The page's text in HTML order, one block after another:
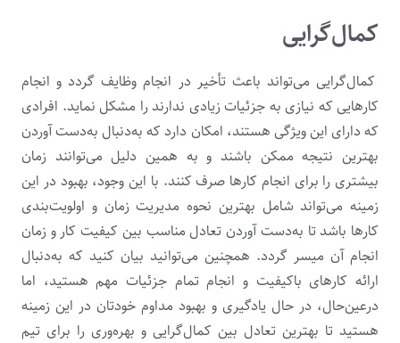
کمال‌گرایی
کمال‌گرایی می‌تواند باعث تأخیر در انجام وظایف گردد و انجام
کارهایی که نیازی به جزئیات زیادی ندارند را مشکل نماید. افرادی
که دارای این ویژگی هستند، امکان دارد که به‌دنبال به‌دست آوردن
بهترین نتیجه ممکن باشند و به همین دلیل می‌توانند زمان
بیشتری را برای انجام کارها صرف کنند. با این وجود، بهبود در این
زمینه می‌تواند شامل بهترین نحوه مدیریت زمان و اولویت‌بندی
کارها باشد تا به‌دست آوردن تعادل مناسب بین کیفیت کار و زمان
انجام آن میسر گردد. همچنین می‌توانید بیان کنید که به‌دنبال
ارائه کارهای باکیفیت و انجام تمام جزئیات مهم هستید، اما
درعین‌حال، در حال یادگیری و بهبود مداوم خودتان در این زمینه
هستید تا بهترین تعادل بین کمال‌گرایی و بهره‌وری را برای تیم